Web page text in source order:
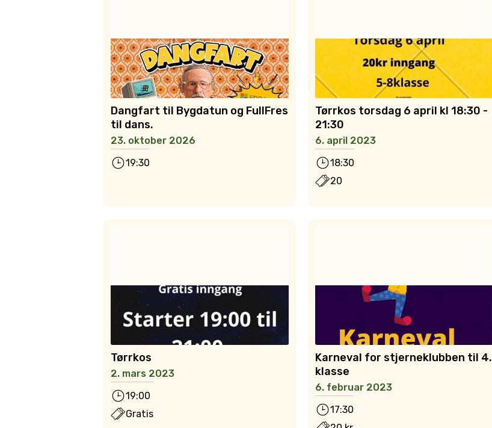
Dangfart til Bygdatun og FullFres
til dans.
23. oktober 2026
19:30
Tørrkos torsdag 6 april kl 18:30 -
21:30
6. april 2023
18:30
20
Tørrkos
2. mars 2023
19:00
Gratis
Karneval for stjerneklubben til 4.
klasse
6. februar 2023
17:30